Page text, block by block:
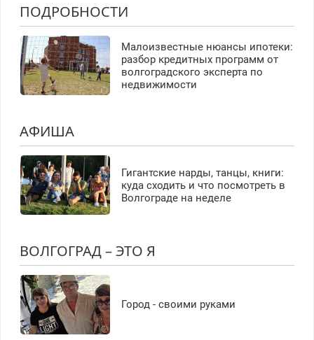
ПОДРОБНОСТИ
Малоизвестные нюансы ипотеки:
разбор кредитных программ от
волгоградского эксперта по
недвижимости
АФИША
Гигантские нарды, танцы, книги:
куда сходить и что посмотреть в
Волгограде на неделе
ВОЛГОГРАД – ЭТО Я
Город - своими руками